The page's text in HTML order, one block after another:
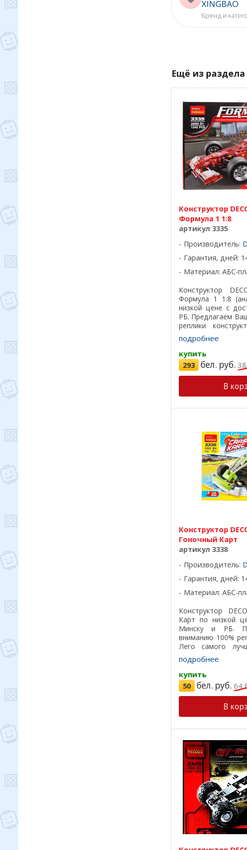
XINGBAO
Бренд и
Ещё из раздела
Конструктор
Формула 1 1:8
артикул 3335
Производитель:
Гарантия, дней:
Материал: АБС-
Конструктор
Формула 1 1:8
низкой цене с
РБ. Предлагаем
реплики
лучшего качества,
на 100%, отличный
подробнее
купить
293 бел. руб.
В
Конструктор
Гоночный Карт
артикул 3338
Производитель:
Гарантия, дней:
Материал: АБС-
Конструктор
Карт по низкой
Минску и РБ.
вниманию 100%
Лего самого
детали подходят
пластик, красивая
удобная ...
подробнее
купить
50 бел. руб. 64
В